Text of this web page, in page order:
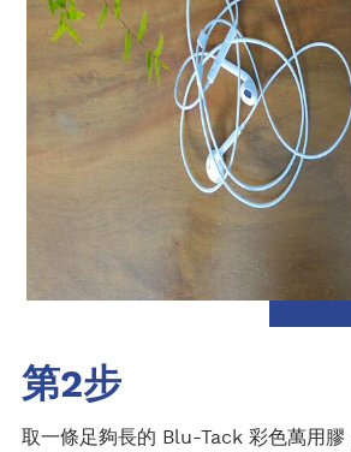
第2步
取一條足夠長的 Blu-Tack 彩色萬用膠